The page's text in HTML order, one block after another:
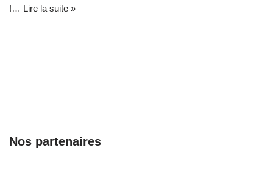
!… Lire la suite »
Nos partenaires